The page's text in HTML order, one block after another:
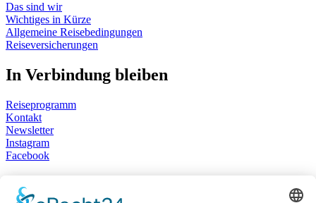
Das sind wir
Wichtiges in Kürze
Allgemeine Reisebedingungen
Reiseversicherungen
In Verbindung bleiben
Reiseprogramm
Kontakt
Newsletter
Instagram
Facebook
Wir sind für Sie da